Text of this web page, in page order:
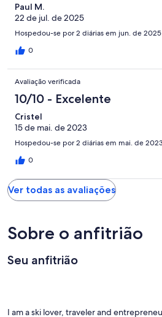
Paul M.
22 de jul. de 2025
Hospedou-se por 2 diárias em jun. de 2025
0
Avaliação verificada
10/10 - Excelente
Cristel
15 de mai. de 2023
Hospedou-se por 2 diárias em mai. de
0
Ver todas as avaliações
Sobre o anfitrião
Seu anfitrião
I am a ski lover, traveler and